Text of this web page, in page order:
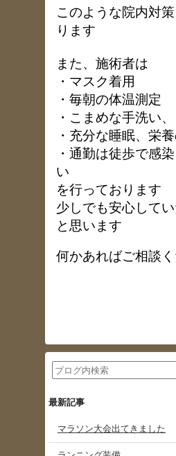
このような院内対
ります
また、施術者は
・マスク着用
・毎朝の体温測定
・こまめな手洗い
・充分な睡眠、栄
・通勤は徒歩で感
い
を行っております
少しでも安心して
と思います
何かあればご相談く
最新記事
マラソン大会出てきました